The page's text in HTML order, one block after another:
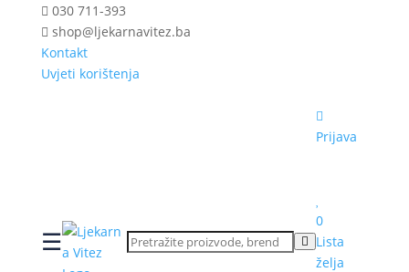
030 711-393
shop@ljekarnavitez.ba
Kontakt
Uvjeti korištenja
☰
Prijava
0
Lista
želja